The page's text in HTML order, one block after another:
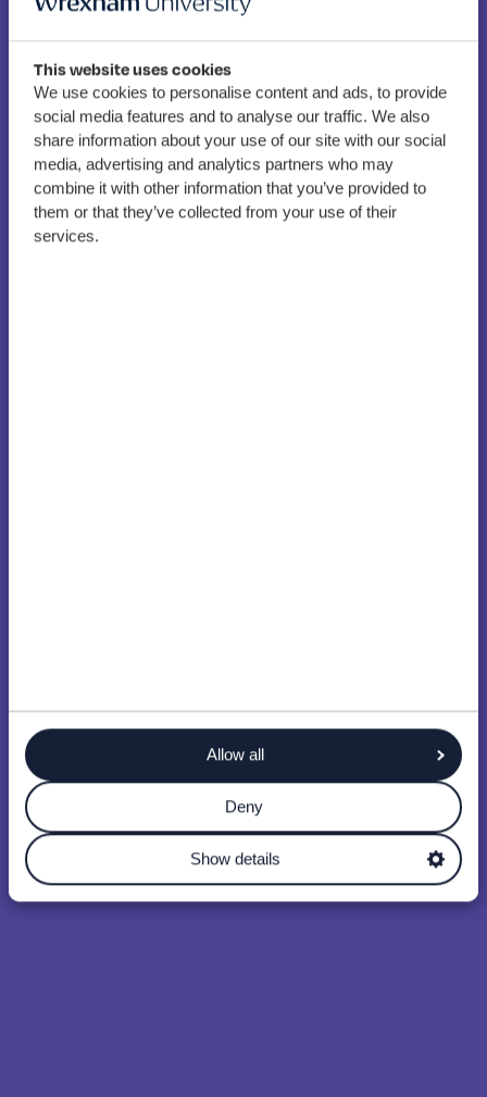
This website uses cookies
We use cookies to personalise content and ads, to provide
social media features and to analyse our traffic. We also
share information about your use of our site with our social
media, advertising and analytics partners who may
combine it with other information that you’ve provided to
them or that they’ve collected from your use of their
services.
Allow all
Deny
Show details
Gradd Therapi Iaith a
Lleferydd i gynnig
darpariaeth ddwyieithog
Cymraeg bwrpasol yn
PGW